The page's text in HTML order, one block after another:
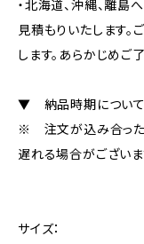
・北海道、沖縄、離島
見積もりいたします
します。あらかじめご
▼ 納品時期について
※ 注文が込み合った
遅れる場合がござい
サイズ：